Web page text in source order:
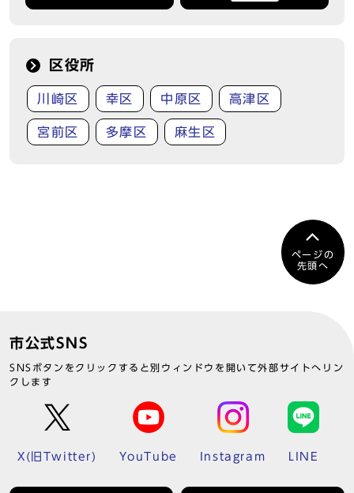
区役所
川崎区 幸区 中原区 高津区
宮前区 多摩区 麻生区
ページの
先頭へ
市公式SNS
SNSボタンをクリックすると別ウィンドウを開いて外部サイトへリン
クします
X(旧Twitter) YouTube Instagram LINE